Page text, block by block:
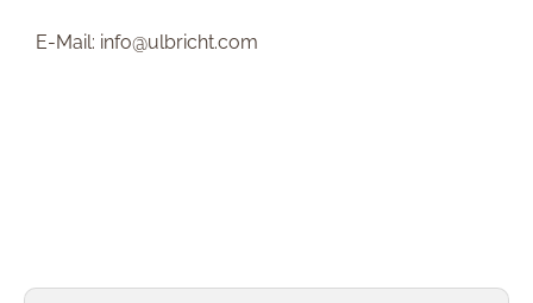
E-Mail: info@ulbricht.com